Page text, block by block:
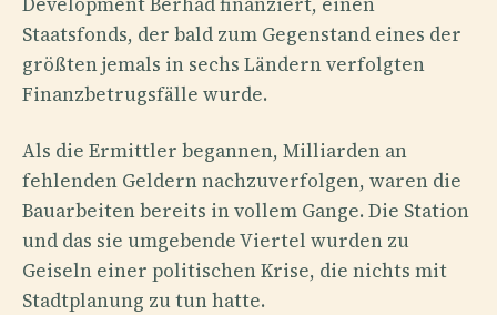
Staatsfonds, der bald zum Gegenstand eines der
größten jemals in sechs Ländern verfolgten
Finanzbetrugsfälle wurde.
Als die Ermittler begannen, Milliarden an
fehlenden Geldern nachzuverfolgen, waren die
Bauarbeiten bereits in vollem Gange. Die Station
und das sie umgebende Viertel wurden zu
Geiseln einer politischen Krise, die nichts mit
Stadtplanung zu tun hatte.